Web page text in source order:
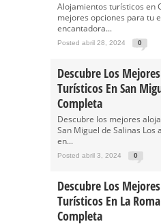
Alojamientos turísticos en
mejores opciones para tu
encantadora...
Posted abril 28, 2024 0
Descubre Los
Turísticos En San
Completa
Descubre los mejores
San Miguel de Salinas
en...
Posted abril 3, 2024 0
Descubre Los
Turísticos En La
Completa